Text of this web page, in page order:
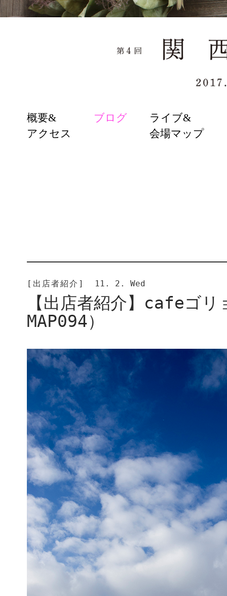
SKIP
TO
CONTENT
概要&
アクセス
ブログ
ライブ&
会場マップ
[出店者紹介] 11. 2. Wed
【出店者紹介】cafeゴリ
MAP094）